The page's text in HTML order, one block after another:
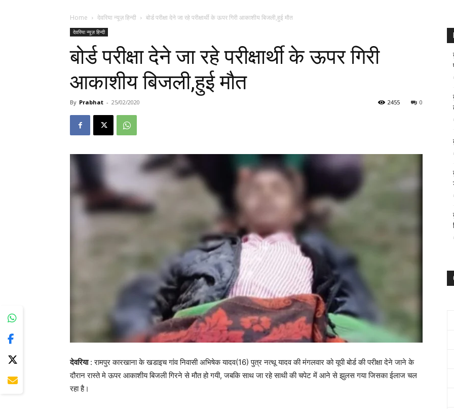
Home देवरिया न्यूज़ हिन्दी बोर्ड परीक्षा देने जा रहे परीक्षार्थी के ऊपर गिरी आकाशीय बिजली,हुई मौत
देवरिया न्यूज़ हिन्दी
बोर्ड परीक्षा देने जा रहे परीक्षार्थी के ऊपर गिरी
आकाशीय बिजली,हुई मौत
By Prabhat - 25/02/2020 0
2455
देवरिया: रामपुर कारखाना के खडाइच गांव निवासी अभिषेक यादव(16) पुत्र नत्थू यादव की मंगलवार को यूपी बोर्ड की परीक्षा देने जाने के
दौरान रास्ते मे ऊपर आकाशीय बिजली गिरने से मौत हो गयी, जबकि साथ जा रहे साथी की चपेट में आने से झुलस गया जिसका ईलाज चल
रहा है।